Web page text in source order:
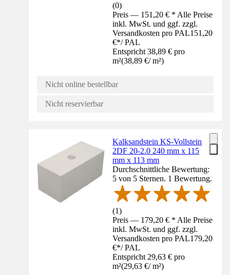
(0)
Preis — 151,20 € * Alle Preise
inkl. MwSt. und ggf. zzgl.
Versandkosten pro PAL151,20
€*/ PAL
Entspricht 38,89 € pro
m²(38,89 €/ m²)
Nicht online bestellbar
Nicht reservierbar
Kalksandstein KS-Vollstein
2DF 20-2.0 240 mm x 115
mm x 113 mm
Durchschnittliche Bewertung:
5 von 5 Sternen. 1 Bewertung.
(1)
Preis — 179,20 € * Alle Preise
inkl. MwSt. und ggf. zzgl.
Versandkosten pro PAL179,20
€*/ PAL
Entspricht 29,63 € pro
m²(29,63 €/ m²)